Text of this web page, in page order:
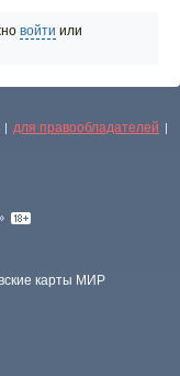
войти или
| для правообладателей |